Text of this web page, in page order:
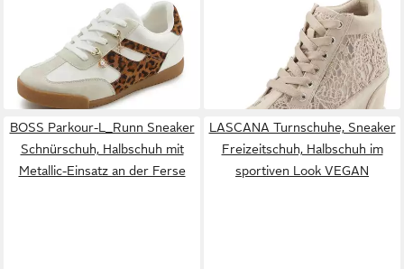
Sneaker
Schnürhalbschuh,
Freizeitschuh mit
abnehmbaren
Schmucksteinen VEGAN
69,99 €
Freizeitschuh,
Keilstiefelette, Stiefelette,
Sneaker mit innenliegendem
Keilabsatz und eleganten
Spitzendetails
BOSS Parkour-L_Runn Sneaker
Schnürschuh, Halbschuh mit
Metallic-Einsatz an der Ferse
LASCANA Turnschuhe, Sneaker
Freizeitschuh, Halbschuh im
sportiven Look VEGAN